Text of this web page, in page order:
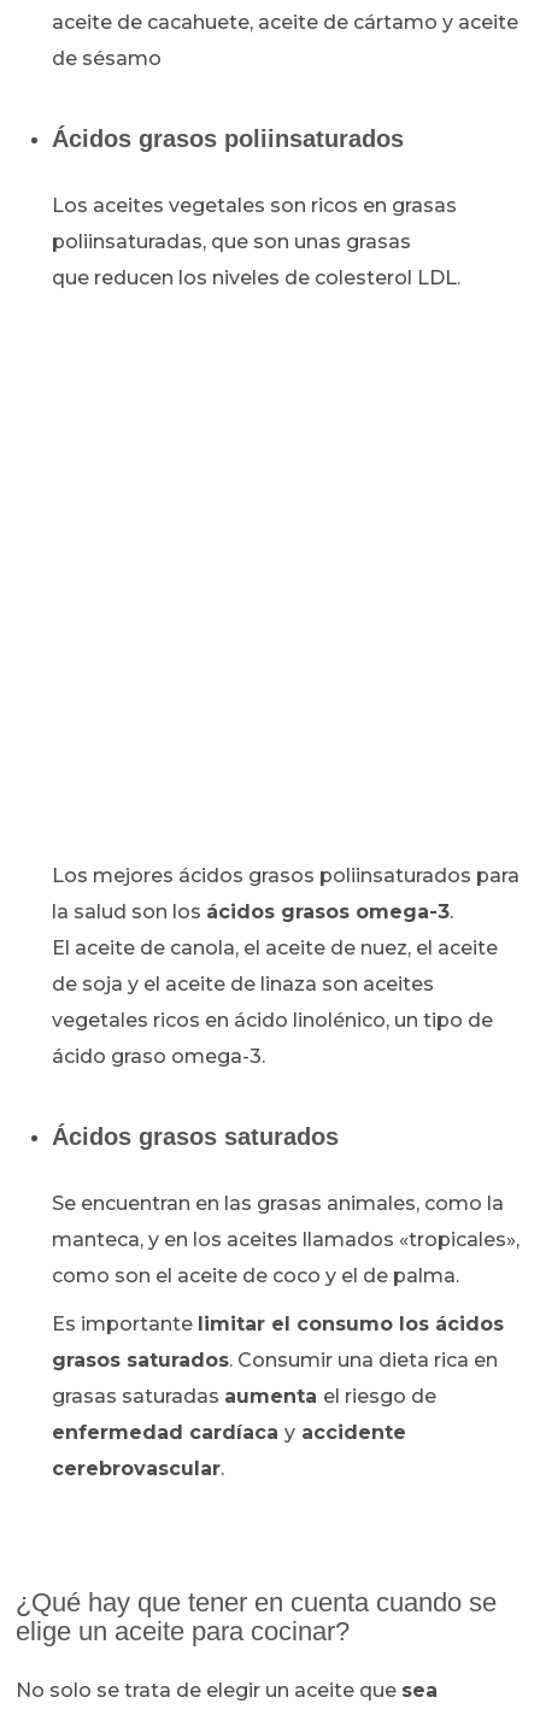
aceite de cacahuete, aceite de cártamo y aceite
de sésamo
Ácidos grasos poliinsaturados
Los aceites vegetales son ricos en grasas
poliinsaturadas, que son unas grasas
que reducen los niveles de colesterol LDL.
Los mejores ácidos grasos poliinsaturados para
la salud son los ácidos grasos omega-3.
El aceite de canola, el aceite de nuez, el aceite
de soja y el aceite de linaza son aceites
vegetales ricos en ácido linolénico, un tipo de
ácido graso omega-3.
Ácidos grasos saturados
Se encuentran en las grasas animales, como la
manteca, y en los aceites llamados «tropicales»,
como son el aceite de coco y el de palma.
Es importante limitar el consumo los ácidos
grasos saturados. Consumir una dieta rica en
grasas saturadas aumenta el riesgo de
enfermedad cardíacay accidente
cerebrovascular.
¿Qué hay que tener en cuenta cuando se
elige un aceite para cocinar?
No solo se trata de elegir un aceite que sea